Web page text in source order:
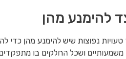
להימנע מהן
טעויות נפוצות שיש להימנע מהן
ושכל החלקים בו